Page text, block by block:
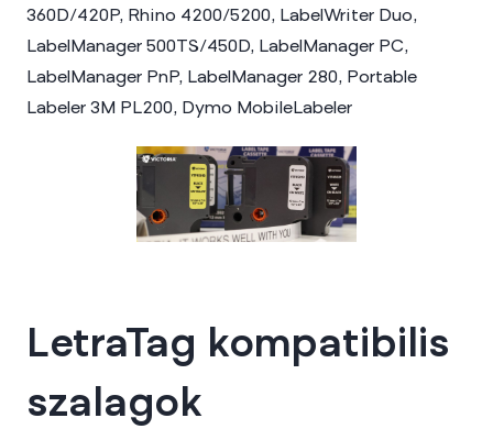
360D/420P, Rhino 4200/5200, LabelWriter Duo,
LabelManager 500TS/450D, LabelManager PC,
LabelManager PnP, LabelManager 280, Portable
Labeler 3M PL200, Dymo MobileLabeler
LetraTag kompatibilis
szalagok